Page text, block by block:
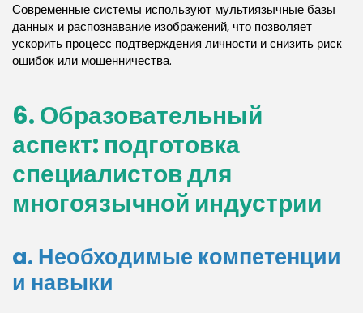
Современные системы используют мультиязычные базы
данных и распознавание изображений, что позволяет
ускорить процесс подтверждения личности и снизить риск
ошибок или мошенничества.
6. Образовательный
аспект: подготовка
специалистов для
многоязычной индустрии
a. Необходимые компетенции
и навыки